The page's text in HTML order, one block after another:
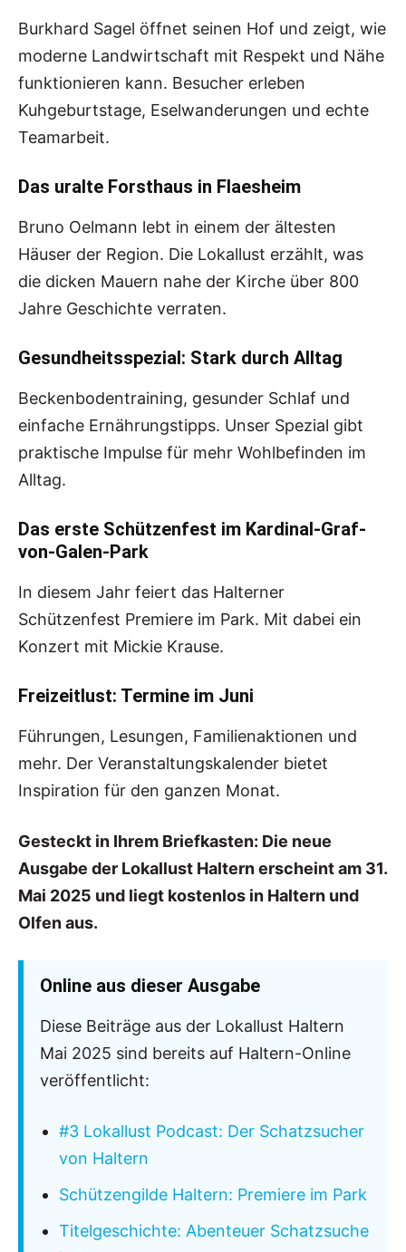
Burkhard Sagel öffnet seinen Hof und zeigt, wie
moderne Landwirtschaft mit Respekt und Nähe
funktionieren kann. Besucher erleben
Kuhgeburtstage, Eselwanderungen und echte
Teamarbeit.
Das uralte Forsthaus in Flaesheim
Bruno Oelmann lebt in einem der ältesten
Häuser der Region. Die Lokallust erzählt, was
die dicken Mauern nahe der Kirche über 800
Jahre Geschichte verraten.
Gesundheitsspezial: Stark durch Alltag
Beckenbodentraining, gesunder Schlaf und
einfache Ernährungstipps. Unser Spezial gibt
praktische Impulse für mehr Wohlbefinden im
Alltag.
Das erste Schützenfest im Kardinal-Graf-
von-Galen-Park
In diesem Jahr feiert das Halterner
Schützenfest Premiere im Park. Mit dabei ein
Konzert mit Mickie Krause.
Freizeitlust: Termine im Juni
Führungen, Lesungen, Familienaktionen und
mehr. Der Veranstaltungskalender bietet
Inspiration für den ganzen Monat.
Gesteckt in Ihrem Briefkasten: Die neue
Ausgabe der Lokallust Haltern erscheint am 31.
Mai 2025 und liegt kostenlos in Haltern und
Olfen aus.
Online aus dieser Ausgabe
Diese Beiträge aus der Lokallust Haltern
Mai 2025 sind bereits auf Haltern-Online
veröffentlicht:
#3 Lokallust Podcast: Der Schatzsucher
von Haltern
Schützengilde Haltern: Premiere im Park
Titelgeschichte: Abenteuer Schatzsuche